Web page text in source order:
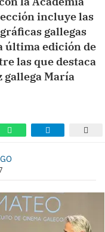
incluye las
gallegas
última edición de
las que destaca
María